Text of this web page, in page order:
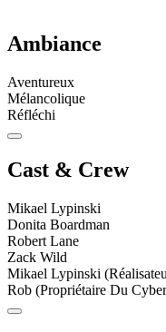
Ambiance
Aventureux
Mélancolique
Réfléchi
Cast & Crew
Mikael Lypinski
Donita Boardman
Robert Lane
Zack Wild
Mikael Lypinski
Rob (Propriétaire Du